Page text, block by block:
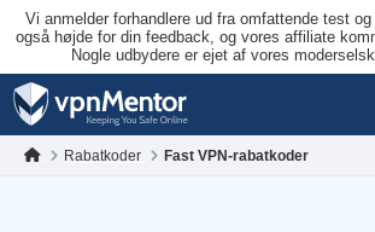
Vi anmelder forhandlere ud fra omfattende test
også højde for din feedback, og vores affiliate
Nogle udbydere er ejet af vores
Rabatkoder Fast VPN-rabatkoder